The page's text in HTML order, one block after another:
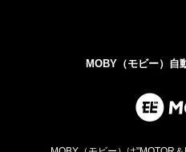
MOBY（モビー）自